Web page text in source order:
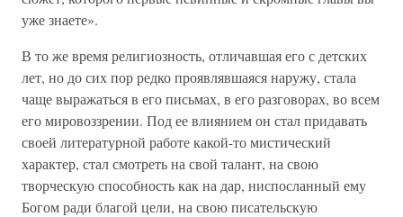
уже знаете».
В то же время религиозность, отличавшая его с детских
лет, но до сих пор редко проявлявшаяся наружу, стала
чаще выражаться в его письмах, в его разговорах, во всем
его мировоззрении. Под ее влиянием он стал придавать
своей литературной работе какой-то мистический
характер, стал смотреть на свой талант, на свою
творческую способность как на дар, ниспосланный ему
Богом ради благой цели, на свою писательскую